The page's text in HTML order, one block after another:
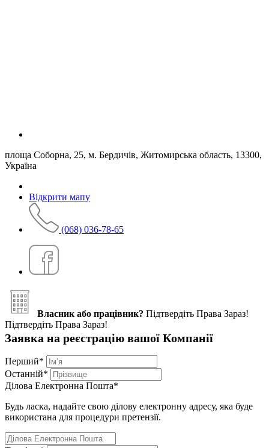
площа Соборна, 25, м. Бердичів, Житомирська область, 13300,
Україна
Відкрити мапу
(068) 036-78-65
Власник або працівник? Підтвердіть Права Зараз!
Підтвердіть Права Зараз!
Заявка на реєстрацію вашої Компанії
Перший*
Останній*
Ділова Електронна Пошта*
Будь ласка, надайте свою ділову електронну адресу, яка буде
використана для процедури претензії.